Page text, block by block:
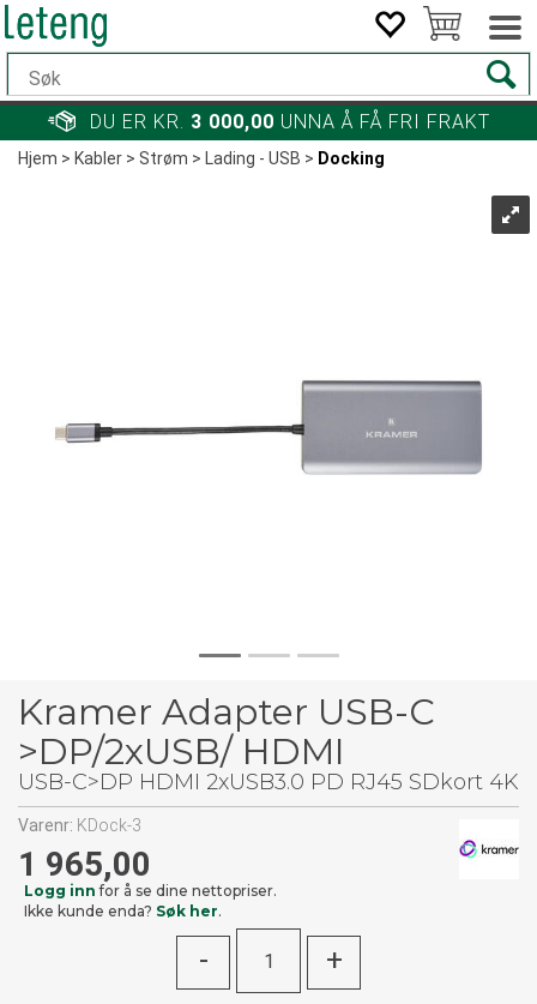
DU ER KR. 3 000,00 UNNA Å FÅ FRI FRAKT
Hjem>Kabler>Strøm>Lading - USB> Docking
Kramer Adapter USB-C
>DP/2xUSB/ HDMI
USB-C>DP HDMI 2xUSB3.0 PD RJ45 SDkort 4K
Varenr: KDock-3
1 965,00
Logg inn for å se dine nettopriser.
Ikke kunde enda? Søk her.
- +